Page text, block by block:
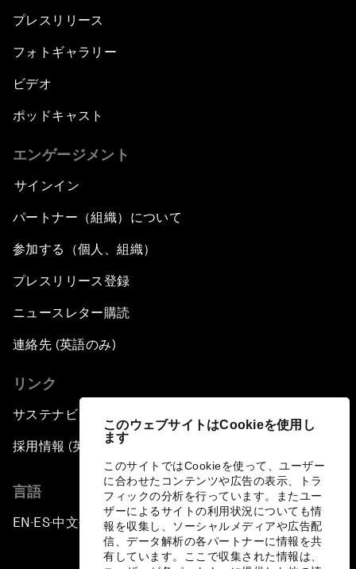
このウェブサイトはCookieを使用し
ます
このサイトではCookieを使って、ユーザー
に合わせたコンテンツや広告の表示、トラ
フィックの分析を行っています。またユー
ザーによるサイトの利用状況についても情
報を収集し、ソーシャルメディアや広告配
信、データ解析の各パートナーに情報を共
有しています。ここで収集された情報は、
プレスリリース
フォトギャラリー
ビデオ
ポッドキャスト
エンゲージメント
サインイン
パートナー（組織）について
参加する（個人、組織）
プレスリリース登録
ニュースレター購読
連絡先 (英語のみ)
リンク
サステナビリティへの取り組み
採用情報 (英語のみ)
言語
EN ▪ES▪中文▪ 日本語